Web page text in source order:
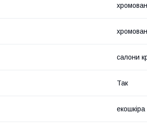
салони
Так
екошкіра